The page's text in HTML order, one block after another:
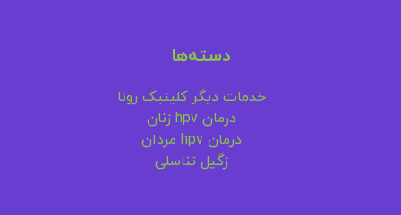
دسته‌ها
خدمات دیگر کلینیک رونا
درمان hpv زنان
درمان hpv مردان
زگیل تناسلی